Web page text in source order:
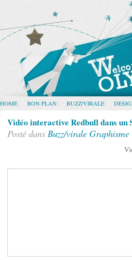
HOME BON PLAN BUZZ/VIRALE
Vidéo interactive Redbull dans un
Posté dans Buzz/virale Graphisme